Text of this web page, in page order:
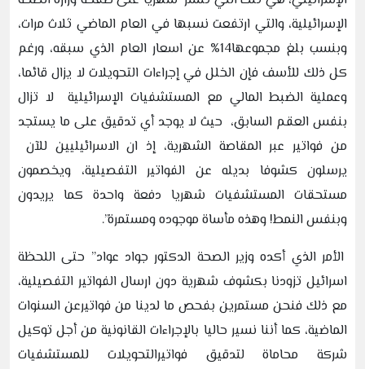
الإسرائيلية، والتي ارتفعت نسبها في العام الماضي ثلاث مرات،
وبنسب بلغ مجموعها14% عن اسعار العام الذي سبقه، ورغم
كل ذلك للأسف فإن الخلل في إجراءات التحويلات لا يزال قائما،
وعملية الضبط المالي مع المستشفيات الإسرائيلية لا تزال
بنفس العقم السابق، حيث لا يوجد أي تدقيق على ما يستجد
من فواتير عبر المقاصة الشهرية، إذ ان الاسرائيليين للآن
يرسلون كشوفا بديله عن الفواتير التفصيلية، ويخصمون
مستحقات المستشفيات شهريا دفعة واحدة كما يريدون
وبنفس النمط! وهذه مأساة موجوده ومستمرة”.
الأمر الذي أكده وزير الصحة الدكتور جواد عواد” حتى اللحظة
اسرائيل تزودنا بكشوف شهرية دون ارسال الفواتير التفصيلية،
مع ذلك فنحن مستمرين بفحص ما لدينا من فواتيرعن السنوات
الماضية، كما أننا نسير حاليا بالإجراءات القانونية من أجل توكيل
شركة محاماة لتدقيق فواتيرالتحويلات للمستشفيات